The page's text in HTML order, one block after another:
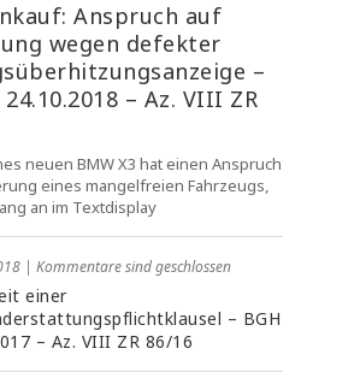
Anspruch auf
wegen defekter
–
– Az. VIII ZR
neuen BMW X3 hat einen Anspruch
eines mangelfreien Fahrzeugs,
an im Textdisplay
| Kommentare sind geschlossen
einer
– BGH
– Az. VIII ZR 86/16